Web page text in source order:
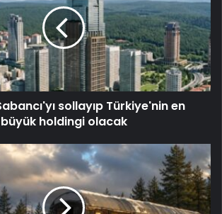
sollayıp Türkiye'nin en
büyük holdingi olacak